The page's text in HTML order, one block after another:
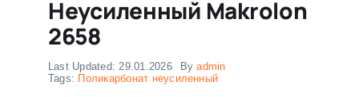
Неусиленный Makrolon
2658
Last Updated: 29.01.2026 Byadmin
Tags: Поликарбонат неусиленный